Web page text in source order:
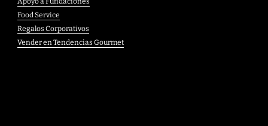
Food Service
Regalos Corporativos
Vender en Tendencias Gourmet